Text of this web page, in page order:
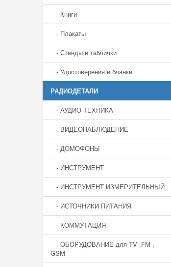
- Книги
- Плакаты
- Стенды и таблички
- Удостоверения и бланки
РАДИОДЕТАЛИ
- АУДИО ТЕХНИКА
- ВИДЕОНАБЛЮДЕНИЕ
- ДОМОФОНЫ
- ИНСТРУМЕНТ
- ИНСТРУМЕНТ ИЗМЕРИТЕЛЬНЫЙ
- ИСТОЧНИКИ ПИТАНИЯ
- КОММУТАЦИЯ
- ОБОРУДОВАНИЕ для TV ,FM ,
GSM